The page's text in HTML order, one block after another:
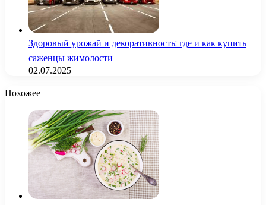
Здоровый урожай и декоративность: где и как купить
саженцы жимолости
02.07.2025
Похожее